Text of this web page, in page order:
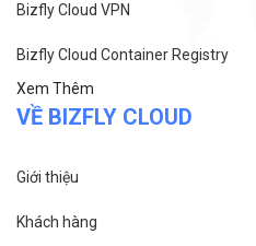
Bizfly Cloud VPN
Bizfly Cloud Container Registry
Xem Thêm
VỀ BIZFLY CLOUD
Giới thiệu
Khách hàng